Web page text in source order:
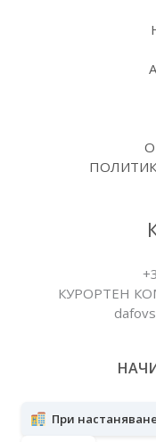
КУРОРТЕН
При настаняване